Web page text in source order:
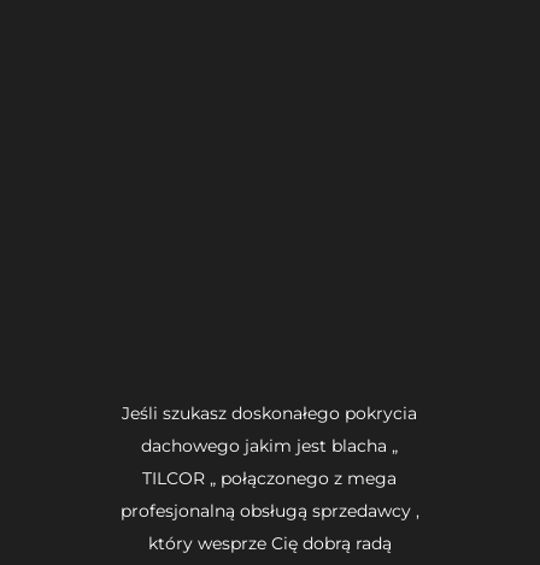
Jeśli szukasz doskonałego pokrycia
dachowego jakim jest blacha „
TILCOR „ połączonego z mega
profesjonalną obsługą sprzedawcy ,
który wesprze Cię dobrą radą